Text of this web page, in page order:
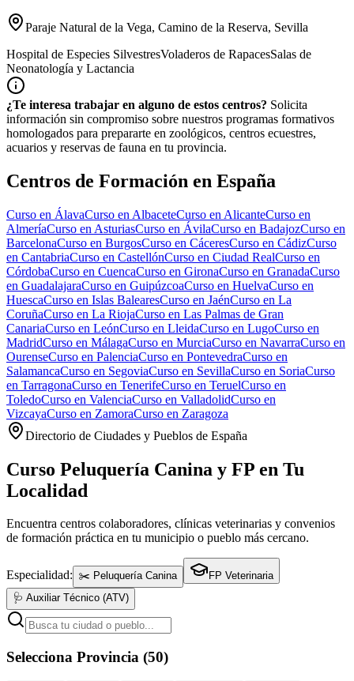
Paraje Natural de la Vega, Camino de la Reserva, Sevilla
Hospital de Especies SilvestresVoladeros de RapacesSalas de
Neonatología y Lactancia
¿Te interesa trabajar en alguno de estos centros? Solicita
información sin compromiso sobre nuestros programas formativos
homologados para prepararte en zoológicos, centros ecuestres,
acuarios y reservas de fauna en tu provincia.
Centros de Formación en España
Curso en ÁlavaCurso en AlbaceteCurso en AlicanteCurso en
AlmeríaCurso en AsturiasCurso en ÁvilaCurso en BadajozCurso en
BarcelonaCurso en BurgosCurso en CáceresCurso en CádizCurso
en CantabriaCurso en CastellónCurso en Ciudad RealCurso en
CórdobaCurso en CuencaCurso en GironaCurso en GranadaCurso
en GuadalajaraCurso en GuipúzcoaCurso en HuelvaCurso en
HuescaCurso en Islas BalearesCurso en JaénCurso en La
CoruñaCurso en La RiojaCurso en Las Palmas de Gran
CanariaCurso en LeónCurso en LleidaCurso en LugoCurso en
MadridCurso en MálagaCurso en MurciaCurso en NavarraCurso en
OurenseCurso en PalenciaCurso en PontevedraCurso en
SalamancaCurso en SegoviaCurso en SevillaCurso en SoriaCurso
en TarragonaCurso en TenerifeCurso en TeruelCurso en
ToledoCurso en ValenciaCurso en ValladolidCurso en
VizcayaCurso en ZamoraCurso en Zaragoza
Directorio de Ciudades y Pueblos de España
Curso Peluquería Canina y FP en Tu
Localidad
Encuentra centros colaboradores, clínicas veterinarias y convenios
de formación práctica en tu municipio o pueblo más cercano.
Especialidad: ✂️ Peluquería Canina
FP Veterinaria
🩺 Auxiliar Técnico (ATV)
Selecciona Provincia (50)